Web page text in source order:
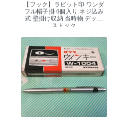
【フック】ラビット印 ワンダ
フル帽子掛 6個入り ネジ込み
式 壁掛け収納 当時物 デッド
ストック